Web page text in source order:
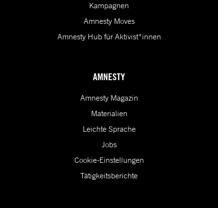
Kampagnen
Amnesty Moves
Amnesty Hub für Aktivist*innen
AMNESTY
Amnesty Magazin
Materialien
Leichte Sprache
Jobs
Cookie-Einstellungen
Tätigkeitsberichte